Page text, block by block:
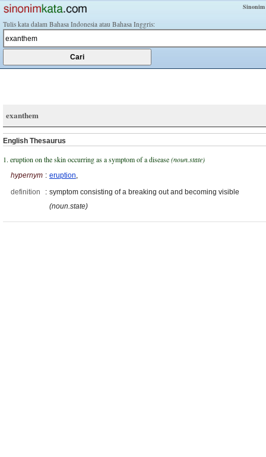
Tulis kata dalam Bahasa Indonesia atau Bahasa Inggris:
exanthem
English Thesaurus
1. eruption on the skin occurring as a symptom of a disease(noun.state)
hypernym : eruption,
definition
: symptom consisting of a breaking out and becoming visible
(noun.state)